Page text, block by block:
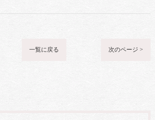
一覧に戻る 次のページ >